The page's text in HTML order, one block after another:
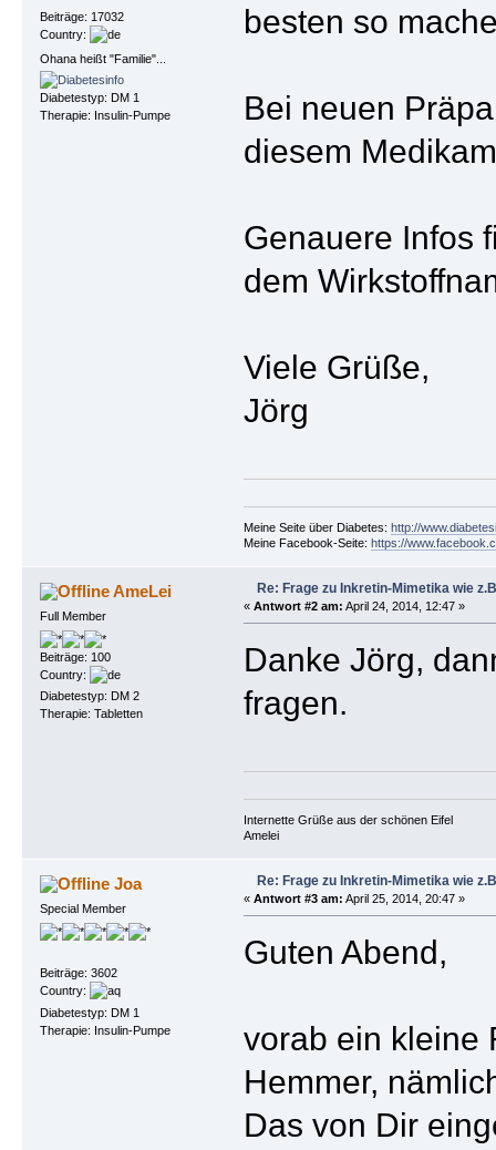
Beiträge: 17032
Country:
Ohana heißt "Familie"...
Diabetestyp: DM 1
Therapie: Insulin-Pumpe
besten so
Bei neuen
diesem
Genauere Infos
dem
Viele Grüße,
Jörg
Meine Seite über Diabetes: http://
Meine Facebook-Seite: https://
AmeLei
Full Member
Beiträge: 100
Country:
Diabetestyp: DM 2
Therapie: Tabletten
Re: Frage zu Inkretin-Mimetika wie
« Antwort #2 am: April 24, 2014, 12:47 »
Danke Jörg,
fragen.
Internette Grüße aus der schönen Eifel
Amelei
Joa
Special Member
Beiträge: 3602
Country:
Diabetestyp: DM 1
Therapie: Insulin-Pumpe
Re: Frage zu Inkretin-Mimetika wie
« Antwort #3 am: April 25, 2014, 20:47 »
Guten Abend,
vorab ein kleine
Hemmer,
Das von Dir